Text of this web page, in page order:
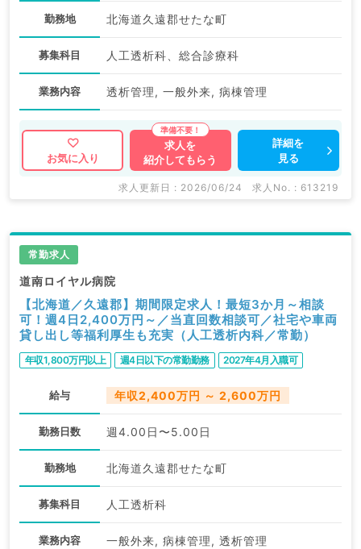
勤務地 北海道久遠郡せたな町
募集科目 人工透析科、総合診療科
業務内容 透析管理, 一般外来, 病棟管理
お気に入り
求人を
紹介してもらう
詳細を
見る
求人更新日 : 2026/06/24 求人No. : 613219
常勤求人
道南ロイヤル病院
【北海道／久遠郡】期間限定求人！最短3か月～相談
可！週4日2,400万円～／当直回数相談可／社宅や車両
貸し出し等福利厚生も充実（人工透析内科／常勤）
年収1,800万円以上 週4日以下の常勤勤務 2027年4月入職可
給与 年収2,400万円 ～ 2,600万円
勤務日数 週4.00日〜5.00日
勤務地 北海道久遠郡せたな町
募集科目 人工透析科
業務内容 一般外来, 病棟管理, 透析管理